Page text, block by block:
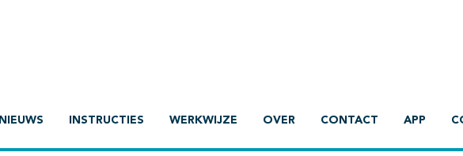
NIEUWS INSTRUCTIES WERKWIJZE OVER CONTACT APP